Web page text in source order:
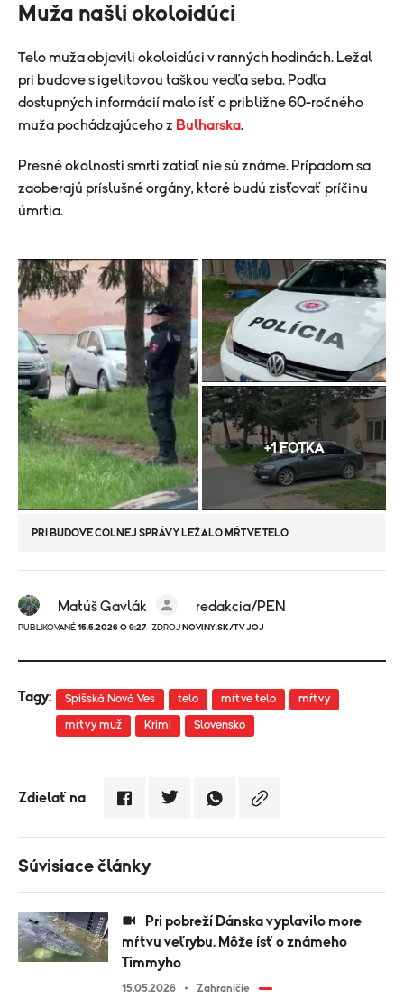
Muža našli okoloidúci
Telo muža objavili okoloidúci v ranných hodinách. Ležal
pri budove s igelitovou taškou vedľa seba. Podľa
dostupných informácií malo ísť o približne 60-ročného
muža pochádzajúceho z Bulharska.
Presné okolnosti smrti zatiaľ nie sú známe. Prípadom sa
zaoberajú príslušné orgány, ktoré budú zisťovať príčinu
úmrtia.
+1 FOTKA
PRI BUDOVE COLNEJ SPRÁVY LEŽALO MŔTVE TELO
Matúš Gavlák redakcia/PEN
PUBLIKOVANÉ 15.5.2026 O 9:27 · ZDROJ NOVINY.SK/TV JOJ
Tagy: Spišská Nová Ves telo mŕtve telo mŕtvy
mŕtvy muž Krimi Slovensko
Zdielať na
Súvisiace články
mŕtvu veľrybu. Môže ísť o známeho
Timmyho
15.05.2026 Zahraničie